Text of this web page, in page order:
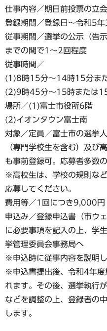
仕事内容／期日前投票の立
登録期間／登録日〜令和5
従事期間／選挙の公示（告
までの間で1〜2回程度
従事時間／
(1)8時15分〜14時15分ま
(2)9時45分〜15時または
場所／(1)富士市役所6階
(2)イオンタウン富士南
対象／定員／富士市の選挙
（専門学校生を含む）及び
も事前登録可。応募者多数
※高校生は、学校の規則な
応募してください。
費用等／1回につき9,000円
申込み／登録申込書（市ウ
に必要事項を記入の上、学
挙管理委員会事務局へ
※申込時に従事内容を説明し
※申込書提出後、令和4年度
れます。その後、選挙執行
などを調整の上、登録者の
します。